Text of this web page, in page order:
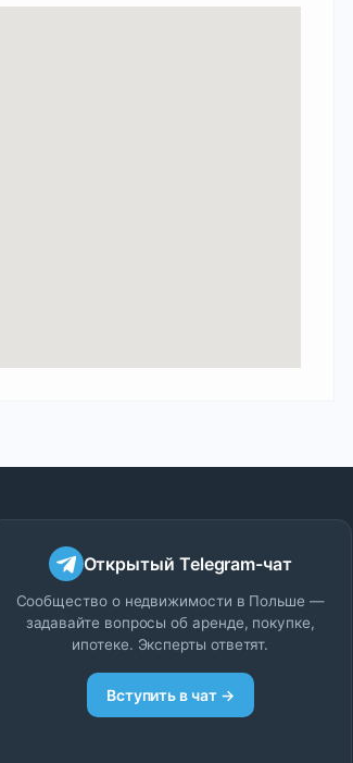
Открытый Telegram-чат
Сообщество о недвижимости в Польше —
задавайте вопросы об аренде, покупке,
ипотеке. Эксперты ответят.
Вступить в чат →